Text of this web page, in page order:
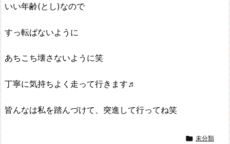
いい年齢(とし)なので
すっ転ばないように
あちこち壊さないように笑
丁寧に気持ちよく走って行きます♬
皆んなは私を踏んづけて、突進して行ってね笑
 未分類